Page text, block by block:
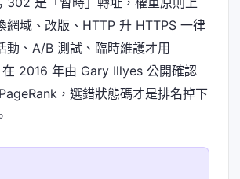
網域、改版、HTTP 升 HTTPS 一律
動、A/B 測試、臨時維護才用
2016 年由 Gary Illyes 公開確認
，選錯狀態碼才是排名掉下